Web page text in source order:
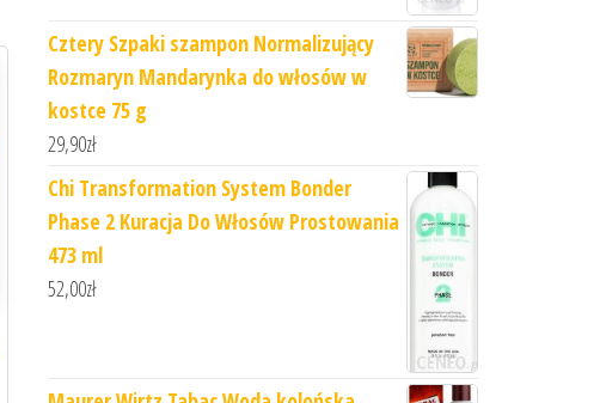
Cztery Szpaki szampon Normalizujący
Rozmaryn Mandarynka do włosów w
kostce 75 g
29,90zł
Chi Transformation System Bonder
Phase 2 Kuracja Do Włosów Prostowania
473 ml
52,00zł